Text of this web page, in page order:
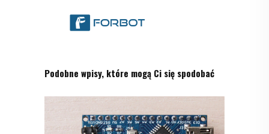
Podobne wpisy, które mogą Ci się spodobać